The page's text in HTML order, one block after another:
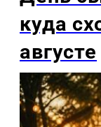
куда
августе